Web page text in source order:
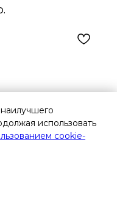
использовать
cookie-